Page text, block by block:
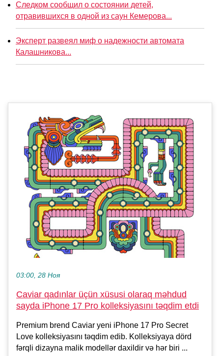
Следком сообщил о состоянии детей,
отравившихся в одной из саун Кемерова...
Эксперт развеял миф о надежности автомата
Калашникова...
03:00, 28 Ноя
Caviar qadınlar üçün xüsusi olaraq məhdud
sayda iPhone 17 Pro kolleksiyasını təqdim etdi
Premium brend Caviar yeni iPhone 17 Pro Secret
Love kolleksiyasını təqdim edib. Kolleksiyaya dörd
fərqli dizayna malik modellər daxildir və hər biri ...